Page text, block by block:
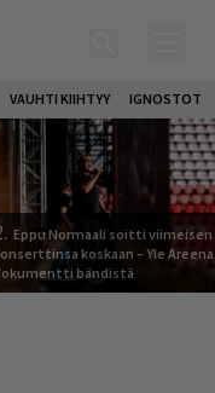
VAUHTI KIIHTYY IGNOSTOT
Eppu Normaali soitti viimeisen
koskaan – Yle
bändistä